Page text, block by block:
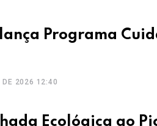
Programa
DE 2026 12:40
Ecológica ao